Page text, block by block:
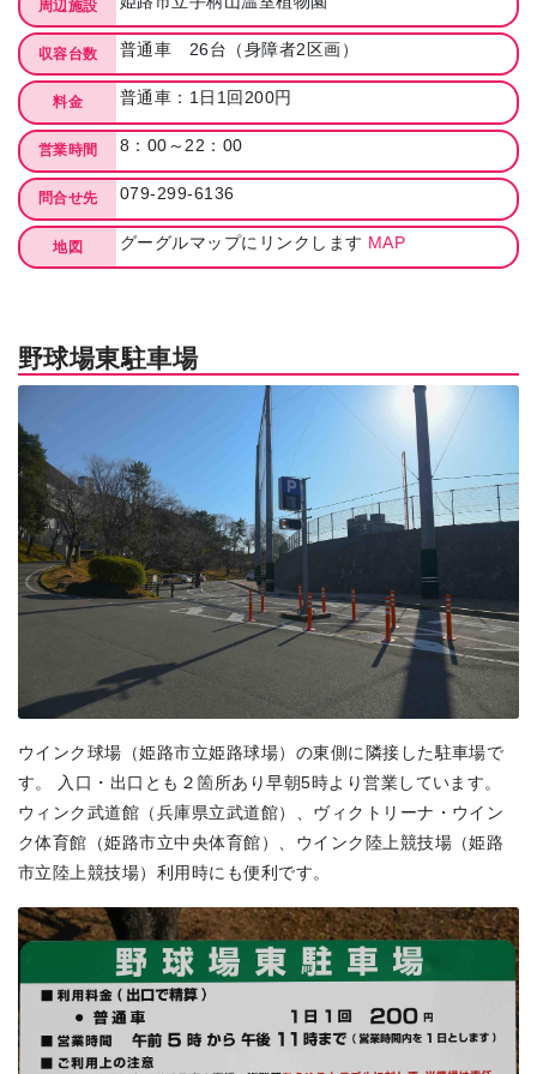
周辺施設
収容台数 普通車 26台（身障者2区画）
料金 普通車：1日1回200円
営業時間 8：00～22：00
問合せ先 079-299-6136
地図 グーグルマップにリンクします MAP
野球場東駐車場
ウインク球場（姫路市立姫路球場）の東側に隣接した駐車場で
す。 入口・出口とも２箇所あり早朝5時より営業しています。
ウィンク武道館（兵庫県立武道館）、ヴィクトリーナ・ウイン
ク体育館（姫路市立中央体育館）、ウインク陸上競技場（姫路
市立陸上競技場）利用時にも便利です。